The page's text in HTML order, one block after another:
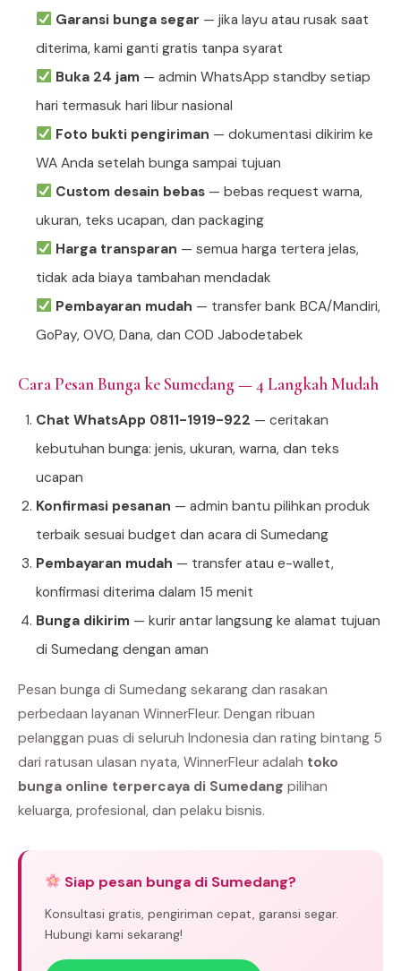
Garansi bunga segar — jika layu atau rusak saat
diterima, kami ganti gratis tanpa syarat
Buka 24 jam— admin WhatsApp standby setiap
hari termasuk hari libur nasional
Foto bukti pengiriman — dokumentasi dikirim ke
WA Anda setelah bunga sampai tujuan
Custom desain bebas— bebas request warna,
ukuran, teks ucapan, dan packaging
Harga transparan — semua harga tertera jelas,
tidak ada biaya tambahan mendadak
Pembayaran mudah — transfer bank BCA/Mandiri,
GoPay, OVO, Dana, dan COD Jabodetabek
Cara Pesan Bunga ke Sumedang — 4 Langkah Mudah
Chat WhatsApp 0811-1919-922 — ceritakan
kebutuhan bunga: jenis, ukuran, warna, dan teks
ucapan
Konfirmasi pesanan — admin bantu pilihkan produk
terbaik sesuai budget dan acara di Sumedang
Pembayaran mudah — transfer atau e-wallet,
konfirmasi diterima dalam 15 menit
Bunga dikirim — kurir antar langsung ke alamat tujuan
di Sumedang dengan aman
Pesan bunga di Sumedang sekarang dan rasakan
perbedaan layanan WinnerFleur. Dengan ribuan
pelanggan puas di seluruh Indonesia dan rating bintang 5
dari ratusan ulasan nyata, WinnerFleur adalah toko
bunga online terpercaya di Sumedang pilihan
keluarga, profesional, dan pelaku bisnis.
Siap pesan bunga di Sumedang?
Konsultasi gratis, pengiriman cepat, garansi segar.
Hubungi kami sekarang!